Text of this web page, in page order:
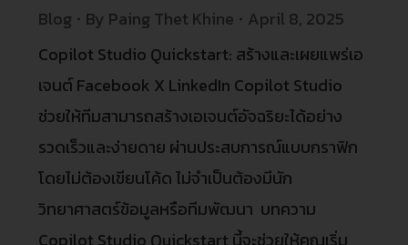
Blog By Paing Thet Khine
April 8, 2025
Copilot Studio Quickstart: สร้างและเผยแพร่เอ
เจนต์ Facebook X LinkedIn Copilot Studio
ช่วยให้ทีมสามารถสร้างเอเจนต์อัจฉริยะได้อย่าง
รวดเร็วและง่ายดาย ผ่านประสบการณ์แบบกราฟิก
โดยไม่ต้องเขียนโค้ด ไม่จำเป็นต้องมีนัก
วิทยาศาสตร์ข้อมูลหรือทีมพัฒนา บทความ